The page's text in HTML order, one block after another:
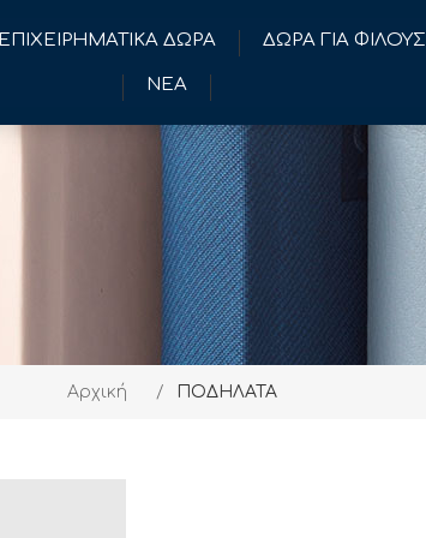
ΕΠΙΧΕΙΡΗΜΑΤΙΚΑ ΔΩΡΑ ΔΩΡΑ ΓΙΑ ΦΙΛΟΥΣ
ΝΕΑ
Αρχική / ΠΟΔΗΛΑΤΑ